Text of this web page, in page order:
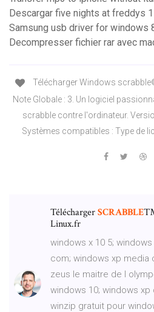
Descargar five nights at freddys
Samsung usb driver for windows
Decompresser fichier rar avec
Télécharger Windows
Note Globale : 3. Un logiciel
scrabble contre l'ordinateur.
Systèmes compatibles : Type de
TéléchargerSCRABBLE
Linux.fr
windows x 10 5;
com; windows xp media
zeus le maitre de l
windows 10; windows
winzip gratuit pour